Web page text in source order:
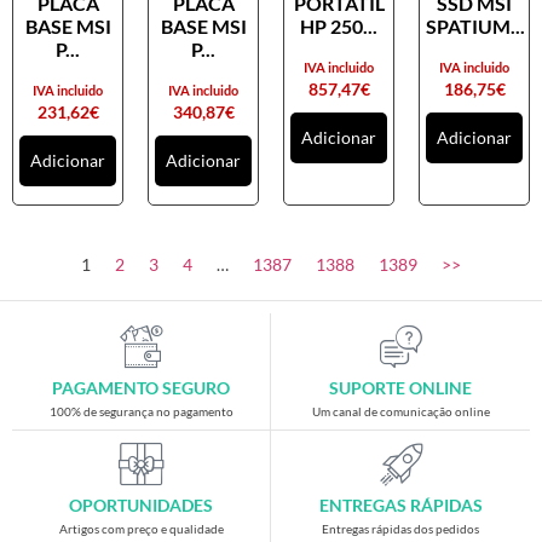
Placas gráficas
SAIS
Ventoínhas
Computadores
All-in-One
Gaming
Acessórios gaming
Cadeiras gaming
Merchandising
BASE MSI
P...
231,62€
IVA incluido
Adicionar
BASE MSI
P...
340,87€
IVA incluido
Adicionar
HP 250...
857,47€
IVA incluido
Adicionar
SPATIUM...
186,75€
IVA incluido
Adicionar
1 2 3 4 … 1387 1388 1389 >>
PAGAMENTO SEGURO
100% de segurança no pagamento
SUPORTE ONLINE
Um canal de comunicação online
OPORTUNIDADES
Artigos com preço e qualidade
ENTREGAS RÁPIDAS
Entregas rápidas dos pedidos